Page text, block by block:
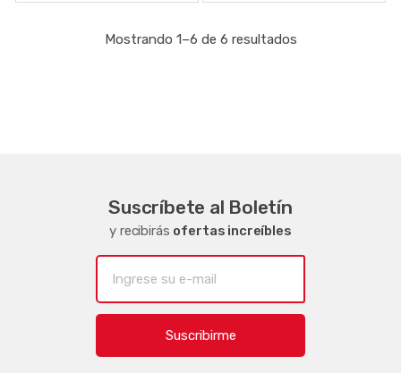
Mostrando 1–6 de 6 resultados
Suscríbete al Boletín
y recibirás ofertas increíbles
Suscribirme